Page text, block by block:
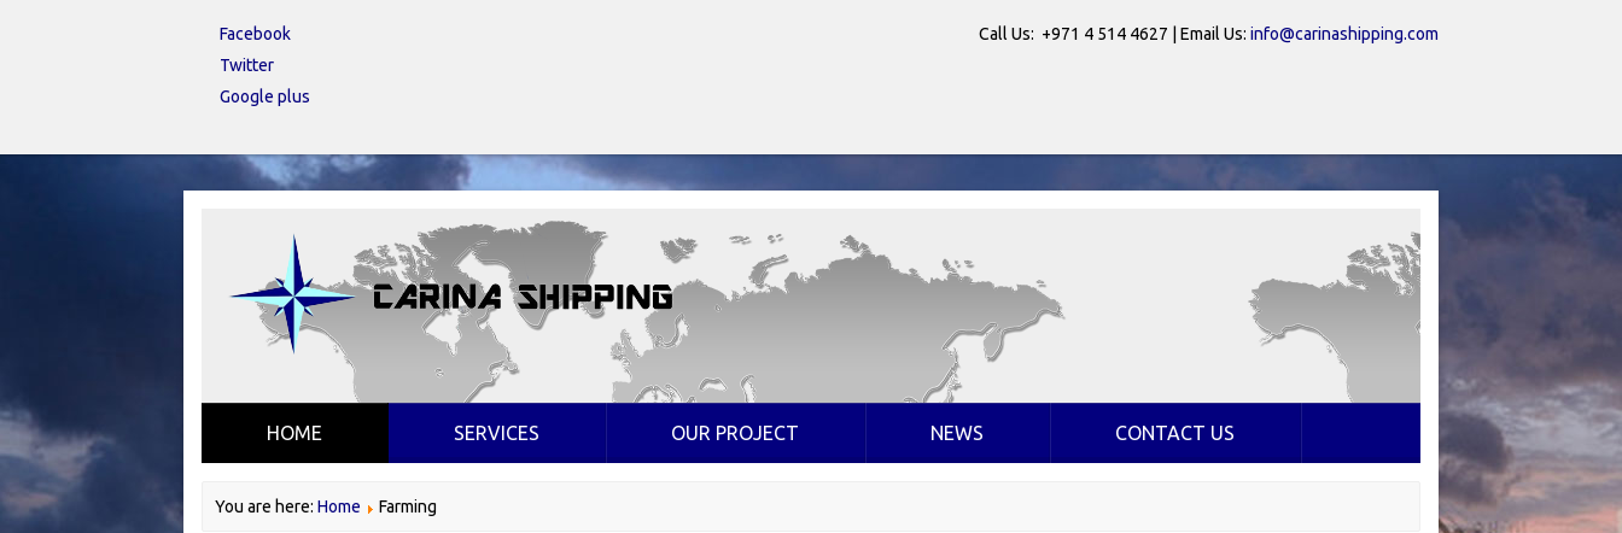
Facebook
Twitter
Google plus
Call Us: +971 4 514 4627 | Email Us: info@carinashipping.com
HOME SERVICES OUR PROJECT NEWS CONTACT US
You are here: Home Farming